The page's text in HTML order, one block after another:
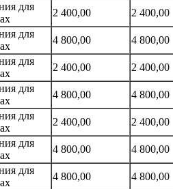
для
2 400,00 2 400,00
для
4 800,00 4 800,00
для
2 400,00 2 400,00
для
4 800,00 4 800,00
для
2 400,00 2 400,00
для
4 800,00 4 800,00
для
4 800,00 4 800,00